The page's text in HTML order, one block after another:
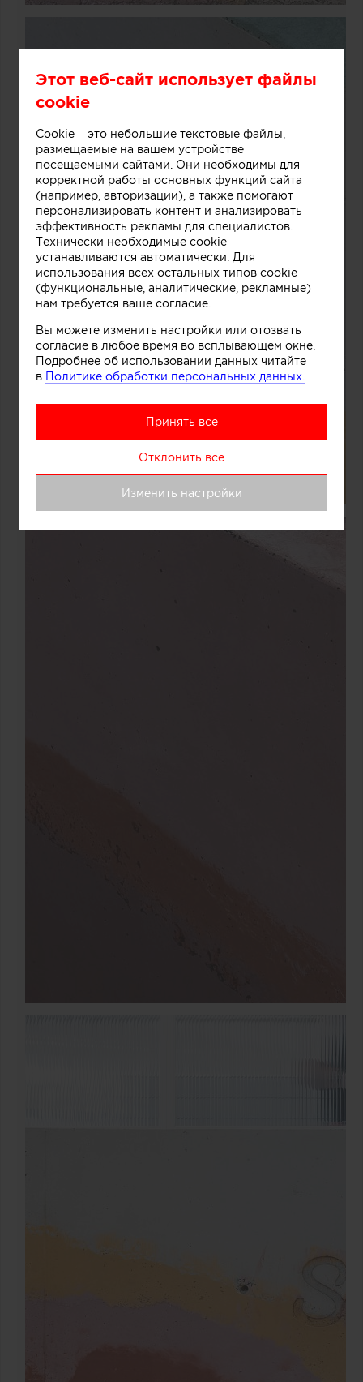
Этот веб-сайт использует файлы
cookie
Cookie – это небольшие текстовые файлы,
размещаемые на вашем устройстве
посещаемыми сайтами. Они необходимы для
корректной работы основных функций сайта
(например, авторизации), а также помогают
персонализировать контент и анализировать
эффективность рекламы для специалистов.
Технически необходимые cookie
устанавливаются автоматически. Для
использования всех остальных типов cookie
(функциональные, аналитические, рекламные)
нам требуется ваше согласие.
Вы можете изменить настройки или отозвать
согласие в любое время во всплывающем окне.
Подробнее об использовании данных читайте
в Политике обработки персональных данных.
Принять все
Отклонить все
Изменить настройки